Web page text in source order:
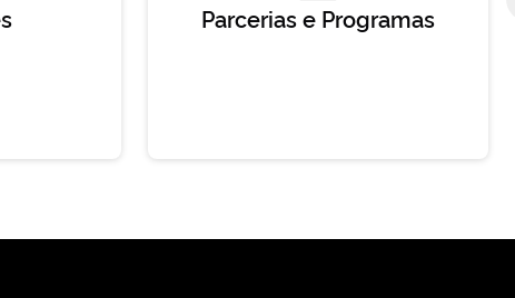
Parcerias e Programas